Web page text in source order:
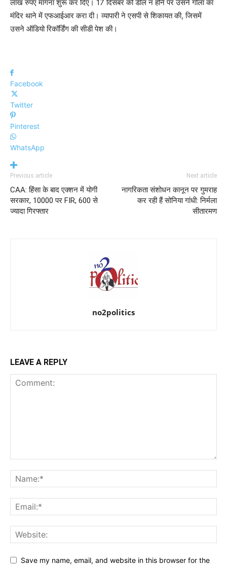
लाख रुपए मांगना शुरू कर दिए। 17 दिसंबर को डील न होने पर उसने गोला का
मंदिर थाने में एफआईआर करा दी। व्यापारी ने एसपी से शिकायत की, जिसमें
उसने ऑडियो रिकॉर्डिंग की सीडी पेश की।
Facebook
Twitter
Pinterest
WhatsApp
Previous article
CAA: हिंसा के बाद एक्शन में योगी
सरकार, 10000 पर FIR, 600 से
ज्यादा गिरफ्तार
Next article
नागरिकता संशोधन कानून पर गुमराह
कर रही हैं सोनिया गांधी: निर्मला
सीतारमण
no2politics
LEAVE A REPLY
Save my name, email, and website in this browser for the